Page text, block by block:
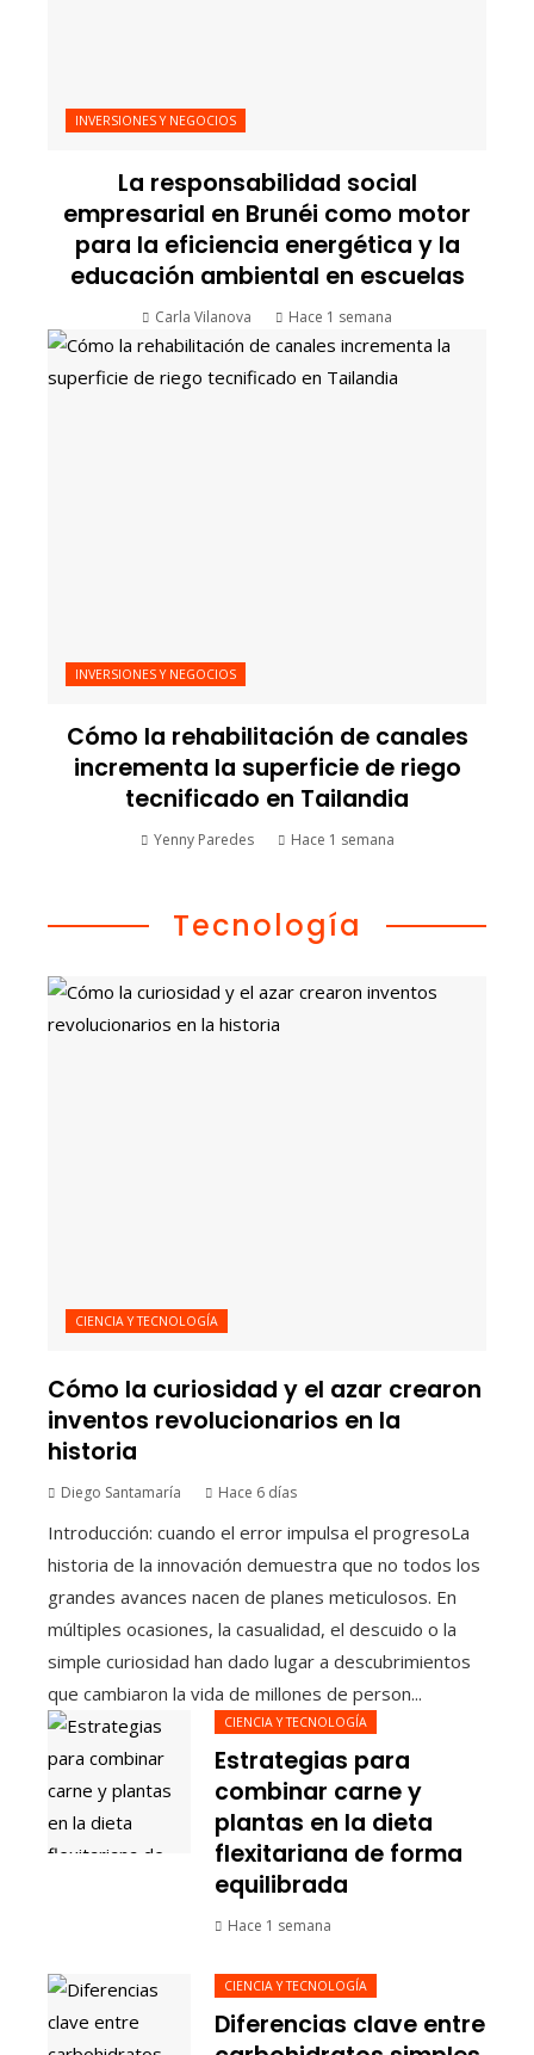
INVERSIONES Y NEGOCIOS
La responsabilidad social
empresarial en Brunéi como motor
para la eficiencia energética y la
educación ambiental en escuelas
Carla Vilanova Hace 1 semana
INVERSIONES Y NEGOCIOS
Cómo la rehabilitación de canales
incrementa la superficie de riego
tecnificado en Tailandia
Yenny Paredes Hace 1 semana
Tecnología
CIENCIA Y TECNOLOGÍA
Cómo la curiosidad y el azar crearon
inventos revolucionarios en la
historia
Diego Santamaría Hace 6 días
Introducción: cuando el error impulsa el progresoLa
historia de la innovación demuestra que no todos los
grandes avances nacen de planes meticulosos. En
múltiples ocasiones, la casualidad, el descuido o la
simple curiosidad han dado lugar a descubrimientos
que cambiaron la vida de millones de person...
CIENCIA Y TECNOLOGÍA
Estrategias para
combinar carne y
plantas en la dieta
flexitariana de forma
equilibrada
Hace 1 semana
CIENCIA Y TECNOLOGÍA
Diferencias clave entre